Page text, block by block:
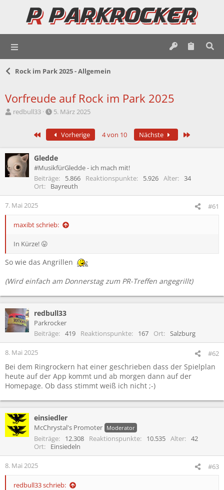
Rock im Park 2025 - Allgemein
Vorfreude auf Rock im Park 2025
E
l
l
e
redbull33
E
s
t
l
l
a
m
5. März 2025
Erste Vorherige 4 von 10 Nächste
Gledde
#MusikfürGledde - ich mach mit!
Beiträge
5.866 Reaktionspunkte 5.926 Alter
34
Ort
Bayreuth
7. Mai 2025 #61
maxibt schrieb:
In Kürze! 😛
So wie das Angrillen
(Wird einfach am Donnerstag zum PR-Treffen angegrillt)
redbull33
Parkrocker
Beiträge
419 Reaktionspunkte 167 Ort Salzburg
8. Mai 2025 #62
Bei dem Ringrockern hat einer geschrieben dass der Spielplan
heute auf der App kommt und ab morgen dann auf der
Homepage. Ob dass stimmt weiß ich nicht ;-)
einsiedler
McChrystal's Promoter Moderator
Beiträge 12.308 Reaktionspunkte 10.535 Alter
42
Ort
Einsiedeln
8. Mai 2025 #63
redbull33 schrieb: